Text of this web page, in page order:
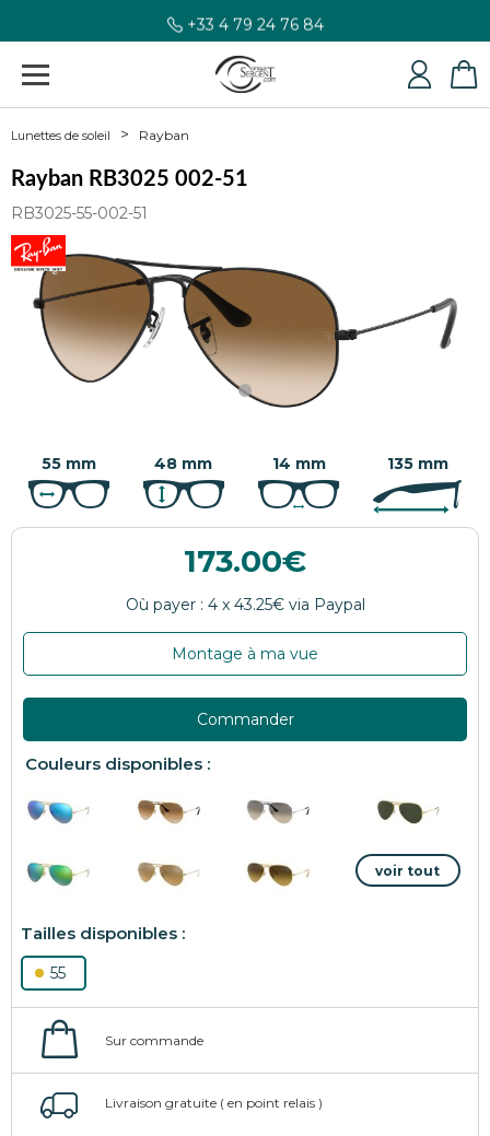
+33 4 79 24 76 84
Lunettes de soleil Rayban
Rayban RB3025 002-51
RB3025-55-002-51
55 mm 48 mm 14 mm 135 mm
173.00
Montage à ma vue
Commander
55